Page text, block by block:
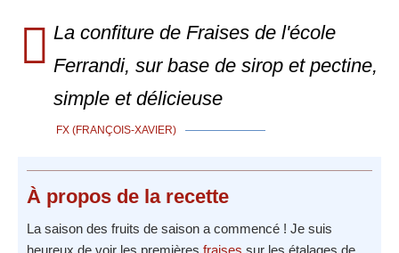
La confiture de Fraises de l'école
Ferrandi, sur base de sirop et pectine,
simple et délicieuse
FX (FRANÇOIS-XAVIER)
À propos de la recette
La saison des fruits de saison a commencé ! Je suis